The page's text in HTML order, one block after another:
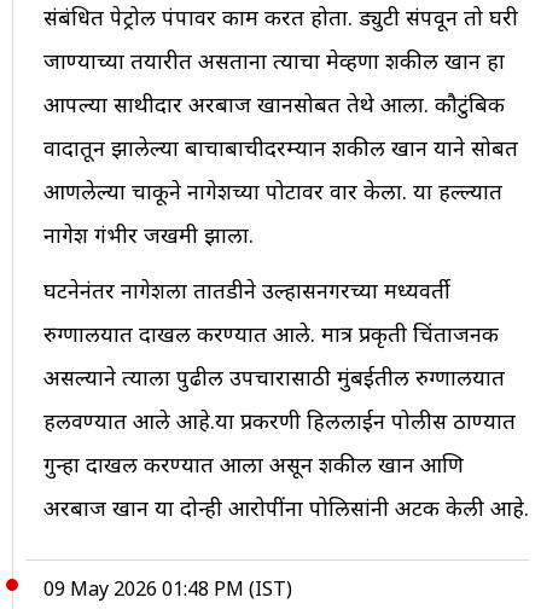
संबंधित पेट्रोल पंपावर काम करत होता. ड्युटी संपवून तो घरी
जाण्याच्या तयारीत असताना त्याचा मेव्हणा शकील खान हा
आपल्या साथीदार अरबाज खानसोबत तेथे आला. कौटुंबिक
वादातून झालेल्या बाचाबाचीदरम्यान शकील खान याने सोबत
आणलेल्या चाकूने नागेशच्या पोटावर वार केला. या हल्ल्यात
नागेश गंभीर जखमी झाला.
घटनेनंतर नागेशला तातडीने उल्हासनगरच्या मध्यवर्ती
रुग्णालयात दाखल करण्यात आले. मात्र प्रकृती चिंताजनक
असल्याने त्याला पुढील उपचारासाठी मुंबईतील रुग्णालयात
हलवण्यात आले आहे.या प्रकरणी हिललाईन पोलीस ठाण्यात
गुन्हा दाखल करण्यात आला असून शकील खान आणि
अरबाज खान या दोन्ही आरोपींना पोलिसांनी अटक केली आहे.
09 May 2026 01:48 PM (IST)